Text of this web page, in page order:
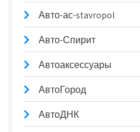
Авто-ас-stavropol
Авто-Спирит
Автоаксессуары
АвтоГород
АвтоДНК